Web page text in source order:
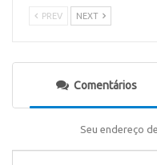
PREV NEXT
Comentários
Seu endereço